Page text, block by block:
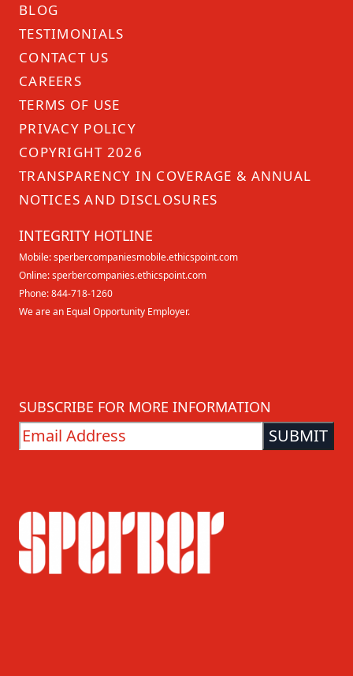
BLOG
TESTIMONIALS
CONTACT US
CAREERS
TERMS OF USE
PRIVACY POLICY
COPYRIGHT 2026
TRANSPARENCY IN COVERAGE & ANNUAL
NOTICES AND DISCLOSURES
INTEGRITY HOTLINE
Mobile:sperbercompaniesmobile.ethicspoint.com
Online:sperbercompanies.ethicspoint.com
Phone:844-718-1260
We are an Equal Opportunity Employer.
SUBSCRIBE FOR MORE INFORMATION